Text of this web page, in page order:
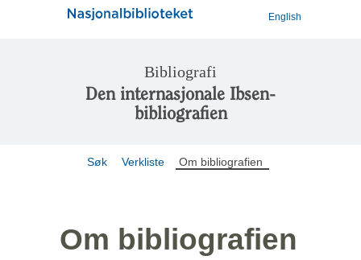
English
Bibliografi
Den internasjonale Ibsen-
bibliografien
Søk Verkliste Om bibliografien
Om bibliografien